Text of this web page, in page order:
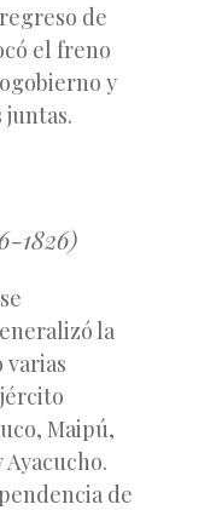
de
el freno
y
juntas.
1826)
la
Maipú,
Ayacucho.
de